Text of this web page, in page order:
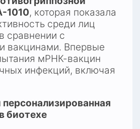
1010, которая показала
среди лиц
сравнении с
вакцинами. Впервые
мРНК-вакцин
инфекций, включая
биотехе